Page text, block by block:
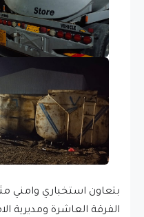
بتعاون استخباري وامني
الفرقة العاشرة ومديرية